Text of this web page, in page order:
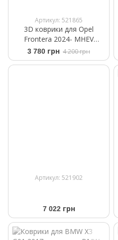
Артикул: 521865
3D коврики для Opel
Frontera 2024- MHEV
Frogum Proline 3D802903
3 780 грн 4 200 грн
Артикул: 521902
7 022 грн